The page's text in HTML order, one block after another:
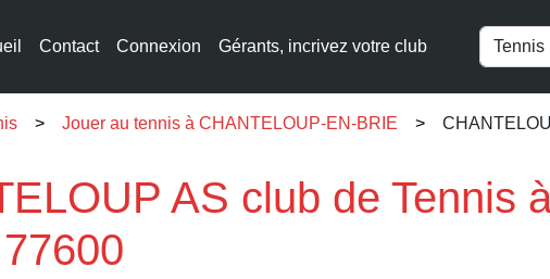
Contact Connexion Gérants, incrivez votre club
Jouer au tennis à CHANTELOUP-EN-BRIE
AS club de Tennis